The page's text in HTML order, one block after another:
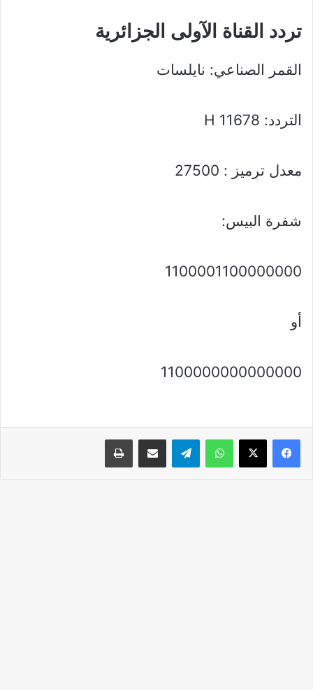
تردد القناة الآولى الجزائرية
القمر الصناعي: نايلسات
التردد: 11678 H
معدل ترميز : 27500
شفرة البيس:
1100001100000000
أو
1100000000000000
واتساب تيلقرام مشاركة عبر البريد طباعة